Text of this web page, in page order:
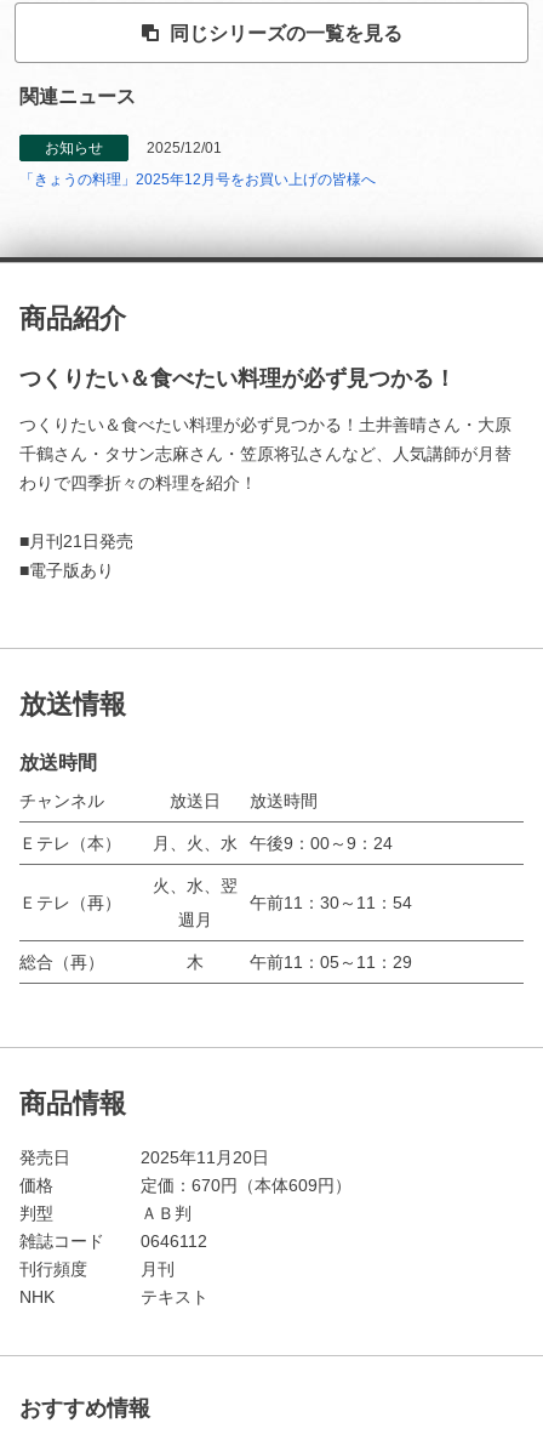
同じシリーズの一覧を見る
関連ニュース
お知らせ
2025/12/01
「きょうの料理」2025年12月号をお買い上げの皆様へ
商品紹介
つくりたい＆食べたい料理が必ず見つかる！
つくりたい＆食べたい料理が必ず見つかる！土井善晴さん・大原
千鶴さん・タサン志麻さん・笠原将弘さんなど、人気講師が月替
わりで四季折々の料理を紹介！
■月刊21日発売
■電子版あり
放送情報
放送時間
チャンネル 放送日 放送時間
Ｅテレ（本） 月、火、水 午後9：00～9：24
Ｅテレ（再）
火、水、翌
週月
午前11：30～11：54
総合（再） 木 午前11：05～11：29
商品情報
発売日
2025年11月20日
価格
定価： 670円（本体609円）
判型
ＡＢ判
雑誌コード
0646112
刊行頻度
月刊
NHK
テキスト
おすすめ情報